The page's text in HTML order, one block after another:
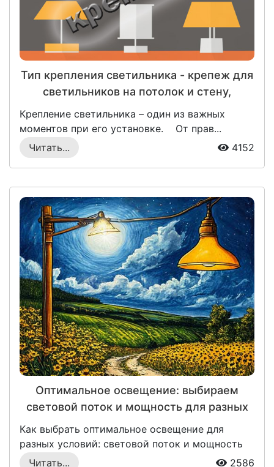
Тип крепления светильника - крепеж для
светильников на потолок и стену,
Крепление светильника – один из важных
моментов при его установке. От прав...
Читать...
4152
Оптимальное освещение: выбираем
световой поток и мощность для разных
Как выбрать оптимальное освещение для
разных условий: световой поток и мощность
важны!...
Читать... 2586